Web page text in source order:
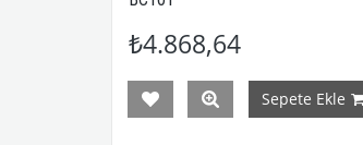
₺4.868,64
Sepete Ekle